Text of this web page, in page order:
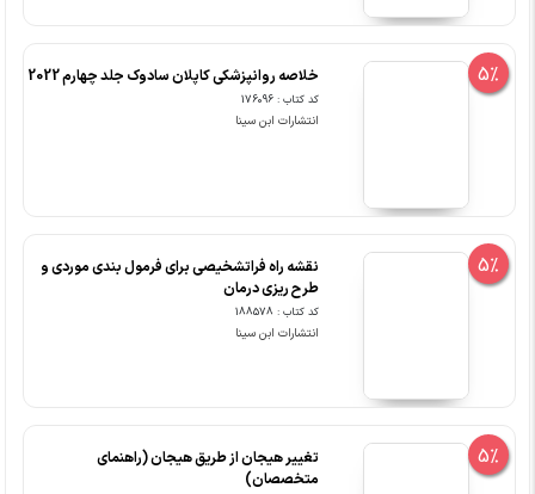
5% خلاصه روانپزشکی کاپلان سادوک جلد چهارم 2022
کد کتاب : 176096
انتشارات ابن سینا
5%
نقشه راه فراتشخیصی برای فرمول بندی موردی و
طرح ریزی درمان
کد کتاب : 188578
انتشارات ابن سینا
5%
تغییر هیجان از طریق هیجان (راهنمای
متخصصان)